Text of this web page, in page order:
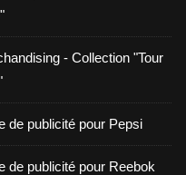
- Collection "Tour
de publicité pour Pepsi
de publicité pour Reebok